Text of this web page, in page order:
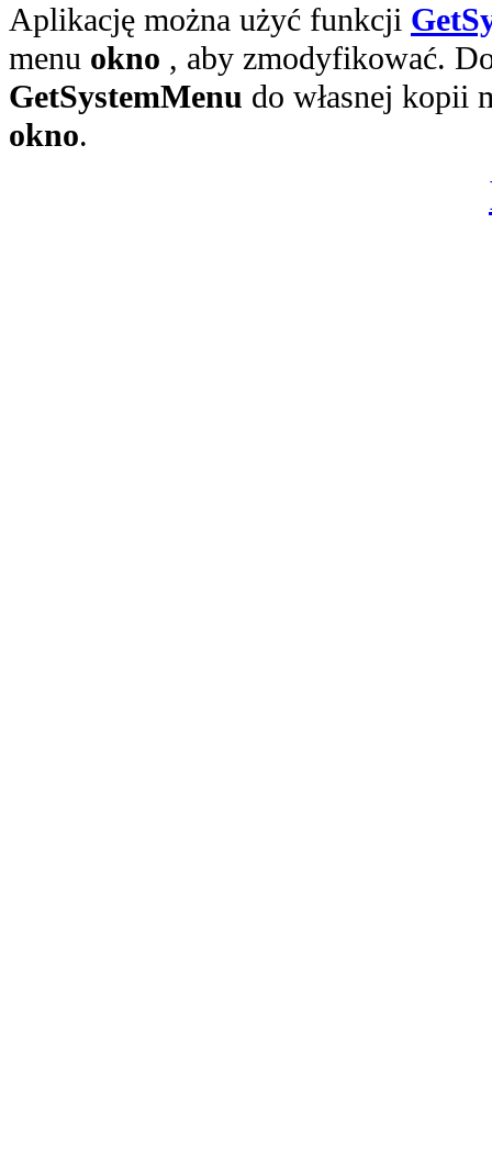
Aplikację można użyć funkcji
menu okno , aby zmodyfikować.
GetSystemMenu do własnej kopii
okno.